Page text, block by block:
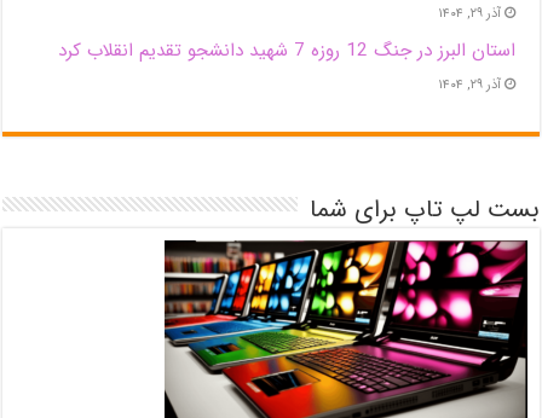
آذر ۲۹, ۱۴۰۴
استان البرز در جنگ 12 روزه 7 شهید دانشجو تقدیم انقلاب کرد
آذر ۲۹, ۱۴۰۴
بست لپ تاپ برای شما